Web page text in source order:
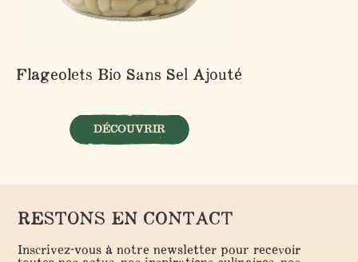
Flageolets Bio Sans Sel Ajouté
DÉCOUVRIR
RESTONS EN CONTACT
Inscrivez-vous à notre newsletter pour recevoir